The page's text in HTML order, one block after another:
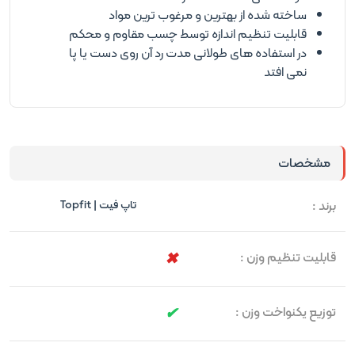
ساخته شده از بهترین و مرغوب ترین مواد
قابلیت تنظیم اندازه توسط چسب مقاوم و محکم
در استفاده های طولانی مدت رد آن روی دست یا پا
نمی افتد
مشخصات
برند :
تاپ فیت | Topfit
قابلیت تنظیم وزن :
توزیع یکنواخت وزن :